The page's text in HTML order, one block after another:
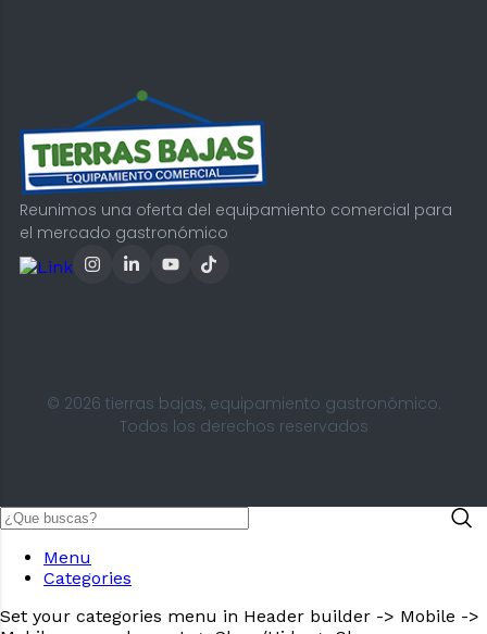
Reunimos una oferta del equipamiento comercial para
el mercado gastronómico
© 2026 tierras bajas, equipamiento gastronómico.
Todos los derechos reservados
Menu
Categories
Set your categories menu in Header builder -> Mobile ->